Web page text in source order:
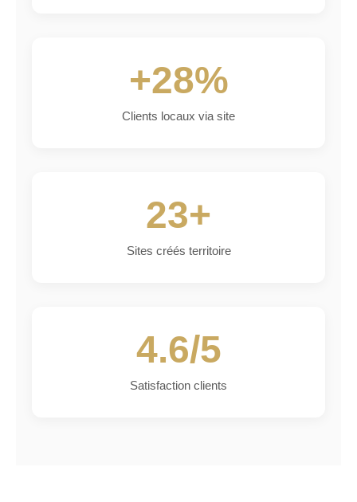
+28%
Clients locaux via site
23+
Sites créés territoire
4.6/5
Satisfaction clients